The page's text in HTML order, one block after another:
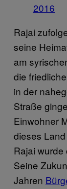
2016
Rajai
seine
am
die
in der
Straße
Einwohner
dieses
Rajai
Seine
Jahren